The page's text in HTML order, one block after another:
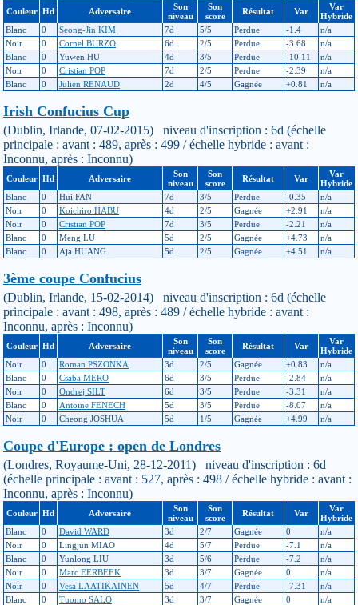
Couleur Hd Adversaire
Son
niveau
Son
score
Résultat Var
Var
Hybride
Blanc
0 Seong-Jin KIM 7d 5/5 Perdue -1.4
n/a
Noir
0 Cornel BURZO 6d 2/5 Perdue -3.68
n/a
Blanc
0 Yuwen HU 4d 3/5 Perdue -10.11
n/a
Noir
0 Cristian POP 7d 2/5 Perdue -2.39
n/a
Blanc
0 Julien RENAUD 2d 4/5 Gagnée +0.81 n/a
Irish Confucius Cup
(Dublin, Irlande, 07-02-2015) niveau d'inscription : 6d (échelle
principale : avant : 489, après : 499 / échelle hybride : avant :
Inconnu, après : Inconnu)
Couleur Hd Adversaire
Son
niveau
Son
score
Résultat Var
Var
Hybride
Blanc
0 Hui FAN 7d 3/5 Perdue -0.35
n/a
Noir
0 Koichiro HABU 4d 2/5 Gagnée +2.91
n/a
Noir
0 Cristian POP 7d 3/5 Perdue -2.21
n/a
Blanc
0 Meng LU 5d 2/5 Gagnée +4.73
n/a
Blanc
0 Aja HUANG 5d 2/5 Gagnée +4.51 n/a
3ème coupe Confucius
(Dublin, Irlande, 15-02-2014) niveau d'inscription : 6d (échelle
principale : avant : 498, après : 489 / échelle hybride : avant :
Inconnu, après : Inconnu)
Couleur Hd Adversaire
Son
niveau
Son
score
Résultat Var
Var
Hybride
Noir
0 Roman PSZONKA 3d 2/5 Gagnée +0.83
n/a
Blanc
0 Csaba MERO 6d 3/5 Perdue -2.84
n/a
Noir
0 Ondrej SILT 6d 3/5 Perdue -3.31
n/a
Blanc
0 Antoine FENECH 5d 3/5 Perdue -8.07
n/a
Noir
0 Cheong JOSHUA 5d 1/5 Gagnée +4.99 n/a
Coupe d'Europe : open de Londres
(Londres, Royaume-Uni, 28-12-2011) niveau d'inscription : 6d
(échelle principale : avant : 527, après : 498 / échelle hybride : avant :
Inconnu, après : Inconnu)
Couleur Hd Adversaire
Son
niveau
Son
score
Résultat Var
Var
Hybride
Blanc
0 David WARD 3d 2/7 Gagnée 0
n/a
Noir
0 Lingjun MIAO 4d 5/7 Perdue -7.1
n/a
Blanc
0 Yunlong LIU 3d 5/6 Perdue -7.2
n/a
Noir
0 Marc EERBEEK 3d 3/7 Gagnée 0
n/a
Noir
0 Vesa LAATIKAINEN 5d 4/7 Perdue -7.31
n/a
Blanc
0 Tuomo SALO 3d 3/7 Gagnée 0
n/a